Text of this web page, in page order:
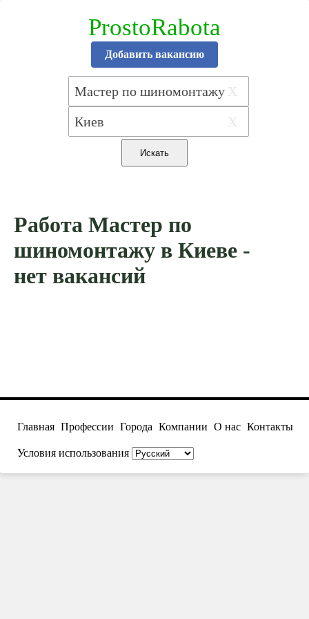
ProstoRabota
Добавить вакансию
X
X
Работа Мастер по
шиномонтажу в Киеве -
нет вакансий
Главная Профессии Города Компании О нас Контакты
Условия использования